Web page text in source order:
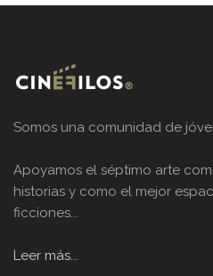
Somos una comunidad de
Apoyamos el séptimo arte
historias y como el mejor
ficciones...
Leer más...